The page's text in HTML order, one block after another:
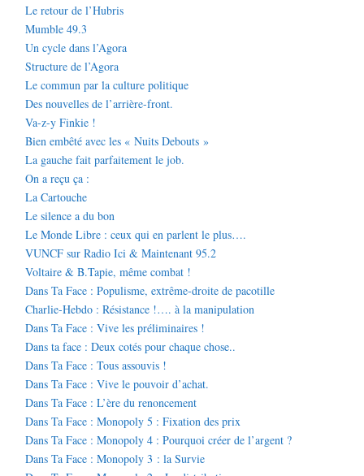
Le retour de l’Hubris
Mumble 49.3
Un cycle dans l’Agora
Structure de l’Agora
Le commun par la culture politique
Des nouvelles de l’arrière-front.
Va-z-y Finkie !
Bien embêté avec les « Nuits Debouts »
La gauche fait parfaitement le job.
On a reçu ça :
La Cartouche
Le silence a du bon
Le Monde Libre : ceux qui en parlent le plus….
VUNCF sur Radio Ici & Maintenant 95.2
Voltaire & B.Tapie, même combat !
Dans Ta Face : Populisme, extrême-droite de pacotille
Charlie-Hebdo : Résistance !…. à la manipulation
Dans Ta Face : Vive les préliminaires !
Dans ta face : Deux cotés pour chaque chose..
Dans Ta Face : Tous assouvis !
Dans Ta Face : Vive le pouvoir d’achat.
Dans Ta Face : L’ère du renoncement
Dans Ta Face : Monopoly 5 : Fixation des prix
Dans Ta Face : Monopoly 4 : Pourquoi créer de l’argent ?
Dans Ta Face : Monopoly 3 : la Survie